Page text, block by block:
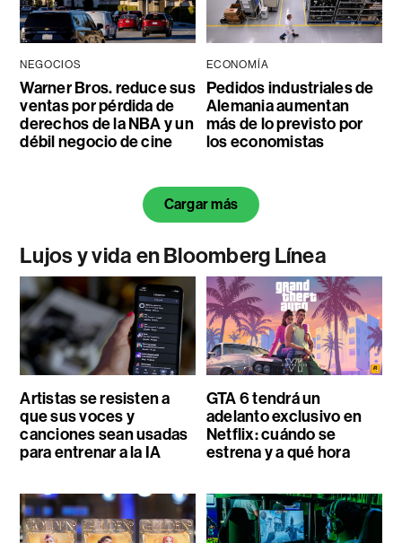
NEGOCIOS
Warner Bros. reduce sus
ventas por pérdida de
derechos de la NBA y un
débil negocio de cine
ECONOMÍA
Pedidos industriales de
Alemania aumentan
más de lo previsto por
los economistas
Cargar más
Lujos y vida en Bloomberg Línea
Artistas se resisten a
que sus voces y
canciones sean usadas
para entrenar a la IA
GTA 6 tendrá un
adelanto exclusivo en
Netflix: cuándo se
estrena y a qué hora